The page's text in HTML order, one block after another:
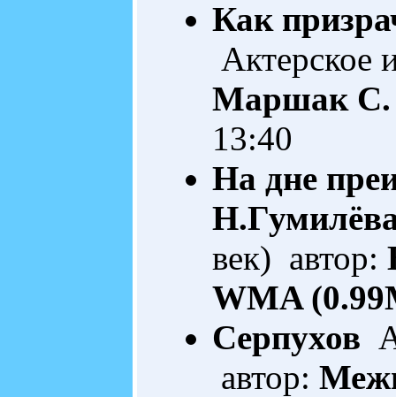
Как
Актерское
Маршак С.
13:40
На дне
век) автор:
WMA
Серпухов
автор: